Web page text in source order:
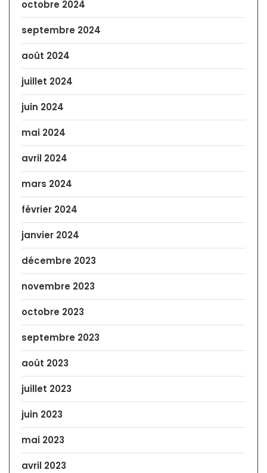
octobre 2024
septembre 2024
août 2024
juillet 2024
juin 2024
mai 2024
avril 2024
mars 2024
février 2024
janvier 2024
décembre 2023
novembre 2023
octobre 2023
septembre 2023
août 2023
juillet 2023
juin 2023
mai 2023
avril 2023